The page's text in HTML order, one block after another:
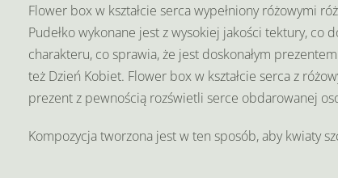
Flower box w kształcie serca wypełniony różowymi
Pudełko wykonane jest z wysokiej jakości tektury, co
charakteru, co sprawia, że jest doskonałym
też Dzień Kobiet. Flower box w kształcie serca z
prezent z pewnością rozświetli serce obdarowanej
Kompozycja tworzona jest w ten sposób, aby kwiaty